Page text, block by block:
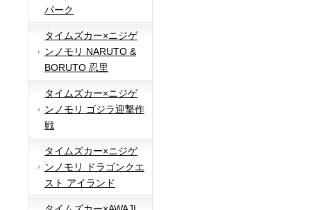
パーク
タイムズカー×ニジゲ
ンノモリ NARUTO &
BORUTO 忍里
タイムズカー×ニジゲ
ンノモリ ゴジラ迎撃作
戦
タイムズカー×ニジゲ
ンノモリ ドラゴンクエ
スト アイランド